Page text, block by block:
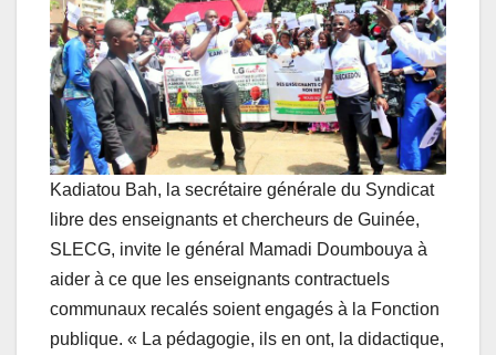
Kadiatou Bah, la secrétaire générale du Syndicat
libre des enseignants et chercheurs de Guinée,
SLECG, invite le général Mamadi Doumbouya à
aider à ce que les enseignants contractuels
communaux recalés soient engagés à la Fonction
publique. « La pédagogie, ils en ont, la didactique,